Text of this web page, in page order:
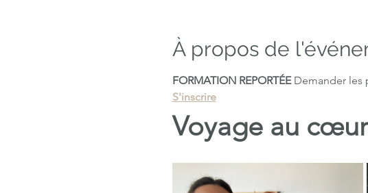
À propos de
FORMATION REPORTÉE Demander les
S'inscrire
Voyage au